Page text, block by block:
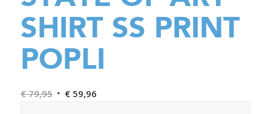
SHIRT SS PRINT
POPLI
€79,95 Oorspronkelijke
€59,96Huidige